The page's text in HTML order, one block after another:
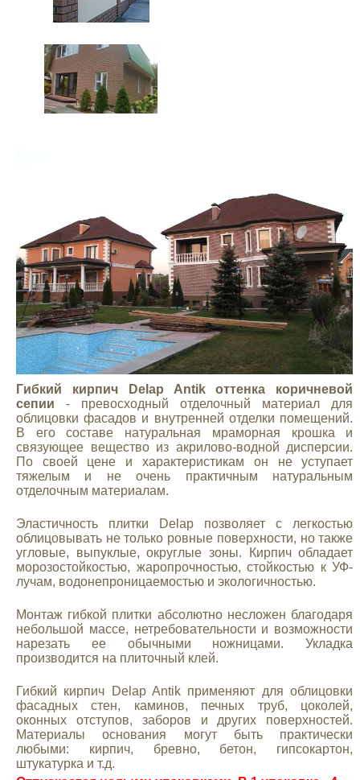
Гибкий кирпич Delap Antik оттенка коричневой
сепии - превосходный отделочный материал для
облицовки фасадов и внутренней отделки помещений.
В его составе натуральная мраморная крошка и
связующее вещество из акрилово-водной дисперсии.
По своей цене и характеристикам он не уступает
тяжелым и не очень практичным натуральным
отделочным материалам.
Эластичность плитки Delap позволяет с легкостью
облицовывать не только ровные поверхности, но также
угловые, выпуклые, округлые зоны. Кирпич обладает
морозостойкостью, жаропрочностью, стойкостью к УФ-
лучам, водонепроницаемостью и экологичностью.
Монтаж гибкой плитки абсолютно несложен благодаря
небольшой массе, нетребовательности и возможности
нарезать ее обычными ножницами. Укладка
производится на плиточный клей.
Гибкий кирпич Delap Antik применяют для облицовки
фасадных стен, каминов, печных труб, цоколей,
оконных отступов, заборов и других поверхностей.
Материалы основания могут быть практически
любыми: кирпич, бревно, бетон, гипсокартон,
штукатурка и т.д.
Renault
Suzuki
Toyota
Дополнительные товары